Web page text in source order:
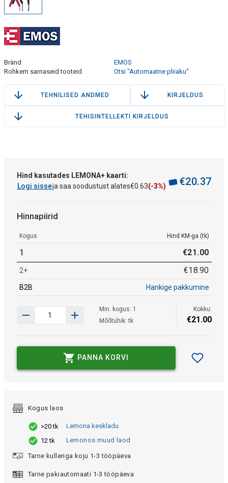
Bränd
EMOS
Rohkem sarnaseid tooteid
Otsi "Automaatne pliiaku"
TEHNILISED ANDMED KIRJELDUS
TEHISINTELLEKTI KIRJELDUS
Hind kasutades LEMONA+ kaarti:
Logi sisseja saa soodustust alates€0 63(-3%) €20.37
Hinnapiirid
Kogus Hind KM-ga (tk)
1 €21.00
2+ €18.90
B2B Hankige pakkumine
Min. kogus: 1
Mõõtühik: tk
Kokku:
€21.00
PANNA KORVI
Kogus laos
>20 tk
Lemona keskladu
12 tk
Lemonos muud laod
Tarne kulleriga koju 1-3 tööpäeva
Tarne pakiautomaati 1-3 tööpäeva